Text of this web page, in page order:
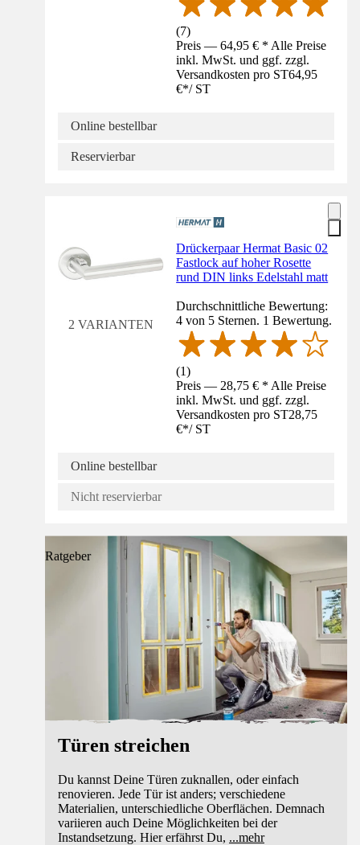
(7)
Preis — 64,95 € * Alle Preise
inkl. MwSt. und ggf. zzgl.
Versandkosten pro ST64,95
€*/ ST
Online bestellbar
Reservierbar
2 VARIANTEN
Drückerpaar Hermat Basic 02
Fastlock auf hoher Rosette
rund DIN links Edelstahl matt
Durchschnittliche Bewertung:
4 von 5 Sternen. 1 Bewertung.
(1)
Preis — 28,75 € * Alle Preise
inkl. MwSt. und ggf. zzgl.
Versandkosten pro ST28,75
€*/ ST
Online bestellbar
Nicht reservierbar
Ratgeber
Türen streichen
Du kannst Deine Türen zuknallen, oder einfach
renovieren. Jede Tür ist anders; verschiedene
Materialien, unterschiedliche Oberflächen. Demnach
variieren auch Deine Möglichkeiten bei der
Instandsetzung. Hier erfährst Du, ...mehr